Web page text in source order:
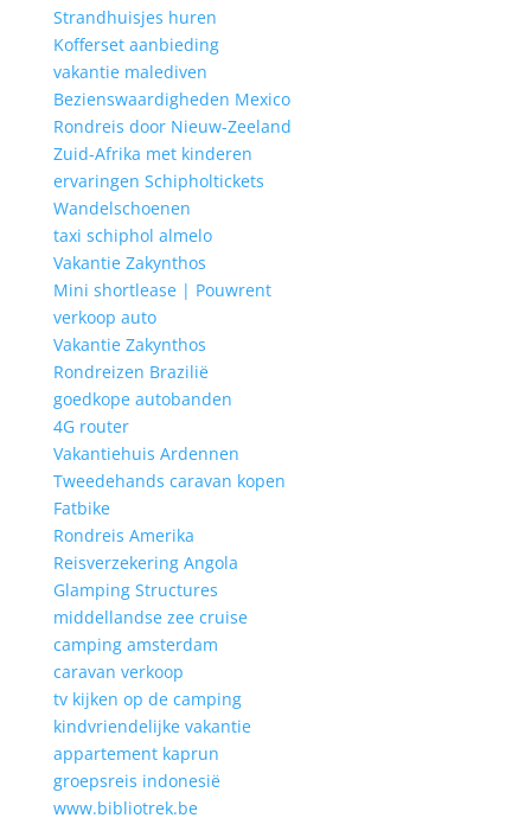
Strandhuisjes huren
Kofferset aanbieding
vakantie malediven
Bezienswaardigheden Mexico
Rondreis door Nieuw-Zeeland
Zuid-Afrika met kinderen
ervaringen Schipholtickets
Wandelschoenen
taxi schiphol almelo
Vakantie Zakynthos
Mini shortlease | Pouwrent
verkoop auto
Vakantie Zakynthos
Rondreizen Brazilië
goedkope autobanden
4G router
Vakantiehuis Ardennen
Tweedehands caravan kopen
Fatbike
Rondreis Amerika
Reisverzekering Angola
Glamping Structures
middellandse zee cruise
camping amsterdam
caravan verkoop
tv kijken op de camping
kindvriendelijke vakantie
appartement kaprun
groepsreis indonesië
www.bibliotrek.be